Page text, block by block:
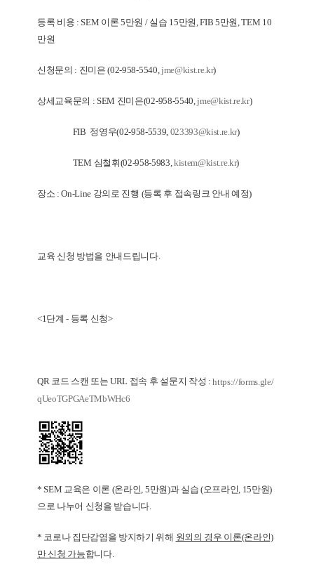
등록 비용 : SEM 이론 5만원 / 실습 15만원, FIB 5만원, TEM 10
만원
신청문의 : 진미은 (02-958-5540,jme@kist.re.kr)
상세교육문의 : SEM 진미은(02-958-5540,jme@kist.re.kr)
FIB 정영우(02-958-5539, 023393@kist.re.kr)
TEM 심철휘(02-958-5983,kistem@kist.re.kr)
장소 : On-Line 강의로 진행 (등록 후 접속링크 안내 예정)
교육 신청 방법을 안내드립니다.
<1단계 - 등록 신청>
QR 코드 스캔 또는 URL 접속 후 설문지 작성 :https://forms.gle/
qUeoTGPGAeTMbWHc6
* SEM 교육은 이론 (온라인, 5만원)과 실습 (오프라인, 15만원)
으로 나누어 신청을 받습니다.
* 코로나 집단감염을 방지하기 위해 원외의 경우 이론(온라인)
만 신청 가능합니다.